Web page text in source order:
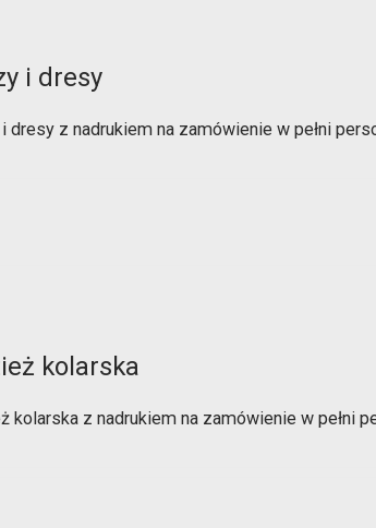
i dresy
dresy z nadrukiem na zamówienie w pełni
kolarska
kolarska z nadrukiem na zamówienie w pełni